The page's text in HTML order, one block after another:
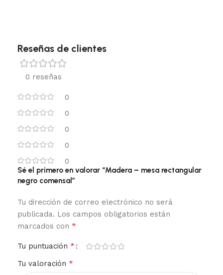
Reseñas de clientes
0 reseñas
0
0
0
0
0
Sé el primero en valorar “Madera – mesa rectangular
negro comensal”
Tu dirección de correo electrónico no será
publicada. Los campos obligatorios están
marcados con *
Tu puntuación *
Tu valoración *